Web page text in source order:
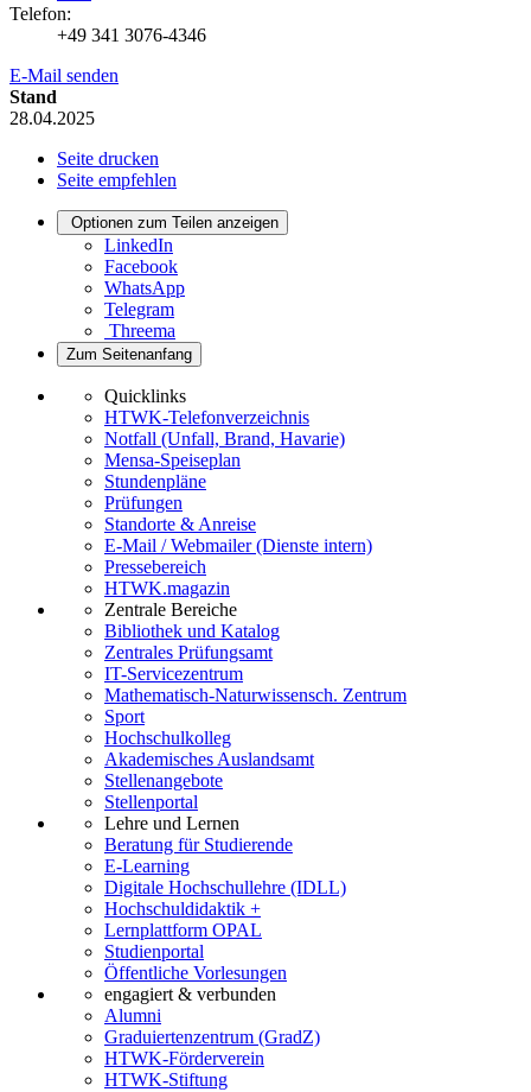
Telefon:
+49 341 3076-4346
E-Mail senden
Stand
28.04.2025
Seite drucken
Seite empfehlen
Optionen zum Teilen anzeigen
LinkedIn
Facebook
WhatsApp
Telegram
Threema
Zum Seitenanfang
Quicklinks
HTWK-Telefonverzeichnis
Notfall (Unfall, Brand, Havarie)
Mensa-Speiseplan
Stundenpläne
Prüfungen
Standorte & Anreise
E-Mail / Webmailer (Dienste intern)
Pressebereich
HTWK.magazin
Zentrale Bereiche
Bibliothek und Katalog
Zentrales Prüfungsamt
IT-Servicezentrum
Mathematisch-Naturwissensch. Zentrum
Sport
Hochschulkolleg
Akademisches Auslandsamt
Stellenangebote
Stellenportal
Lehre und Lernen
Beratung für Studierende
E-Learning
Digitale Hochschullehre (IDLL)
Hochschuldidaktik +
Lernplattform OPAL
Studienportal
Öffentliche Vorlesungen
engagiert & verbunden
Alumni
Graduiertenzentrum (GradZ)
HTWK-Förderverein
HTWK-Stiftung